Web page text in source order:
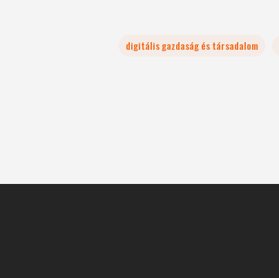
digitális gazdaság és társadalom